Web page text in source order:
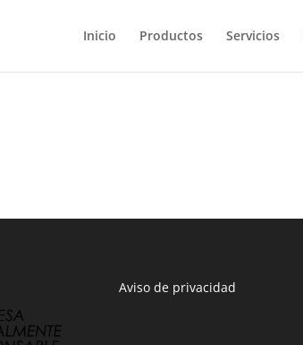
Inicio Productos Servicios
Aviso de privacidad